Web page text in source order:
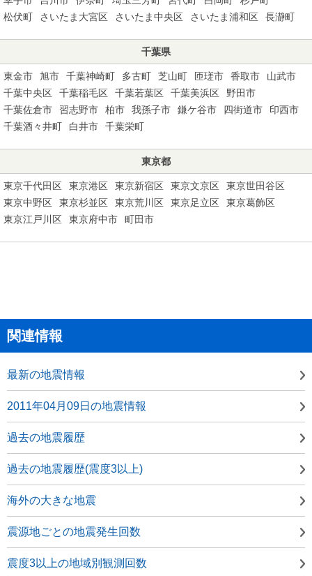
松伏町
さいたま大宮区 さいたま中央区 さいたま浦和区 長瀞町
千葉県
東金市 旭市 千葉神崎町 多古町 芝山町 匝瑳市 香取市
山武市
千葉中央区
千葉稲毛区 千葉若葉区 千葉美浜区
野田市
千葉佐倉市
習志野市 柏市 我孫子市 鎌ケ谷市 四街道市
印西市
千葉酒々井町
白井市 千葉栄町
東京都
東京千代田区 東京港区 東京新宿区 東京文京区
東京世田谷区
東京中野区
東京杉並区 東京荒川区 東京足立区
東京葛飾区
東京江戸川区
東京府中市 町田市
関連情報
最新の地震情報
2011年04月09日の地震情報
過去の地震履歴
過去の地震履歴(震度3以上)
海外の大きな地震
震源地ごとの地震発生回数
震度3以上の地域別観測回数